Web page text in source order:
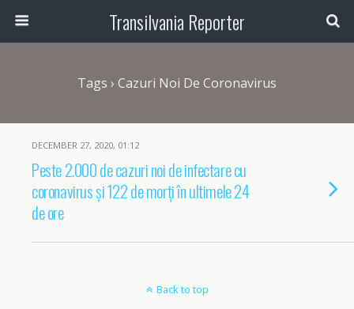
Transilvania Reporter
Tags › Cazuri Noi De Coronavirus
DECEMBER 27, 2020, 01:12
Peste 2.000 de cazuri noi de infectare cu
coronavirus și 122 de morți în ultimele 24
de ore
Back to top